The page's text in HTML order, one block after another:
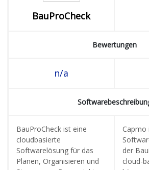
BauProCheck
Bewertungen
n/a
BauProCheck ist eine
cloudbasierte
Softwarelösung für das
Planen, Organisieren und
Capmo
der
cloud-